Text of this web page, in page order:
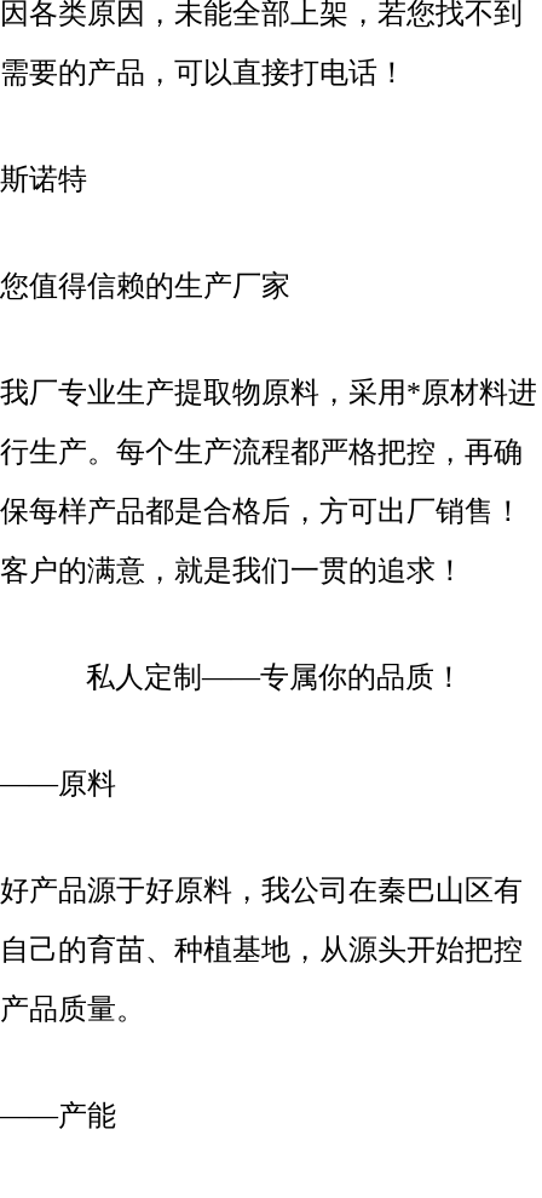
因各类原因，未能全部上架，若您找不到
需要的产品，可以直接打电话！
斯诺特
您值得信赖的生产厂家
我厂专业生产提取物原料，采用*原材料进
行生产。每个生产流程都严格把控，再确
保每样产品都是合格后，方可出厂销售！
客户的满意，就是我们一贯的追求！
私人定制——专属你的品质！
——原料
好产品源于好原料，我公司在秦巴山区有
自己的育苗、种植基地，从源头开始把控
产品质量。
——产能